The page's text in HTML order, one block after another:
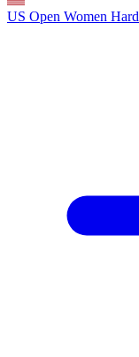
US Open Women Hard